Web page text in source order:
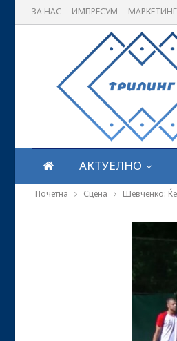
ЗА НАС ИМПРЕСУМ МАРКЕТИНГ
АКТУЕЛНО
Почетна Сцена Шевченко: